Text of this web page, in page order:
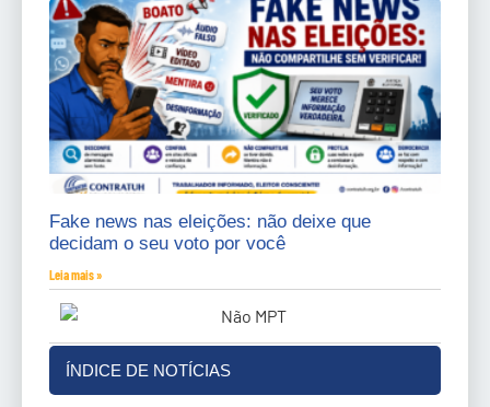
Fake news nas eleições: não deixe que
decidam o seu voto por você
Leia mais »
ÍNDICE DE NOTÍCIAS